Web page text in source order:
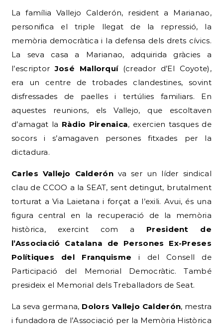
La família Vallejo Calderón, resident a Marianao,
personifica el triple llegat de la repressió, la
memòria democràtica i la defensa dels drets cívics.
La seva casa a Marianao, adquirida gràcies a
l’escriptorJosé Mallorquí(creador d’El Coyote),
era un centre de trobades clandestines, sovint
disfressades de paelles i tertúlies familiars. En
aquestes reunions, els Vallejo, que escoltaven
d’amagat la Ràdio Pirenaica, exercien tasques de
socors i s’amagaven persones fitxades per la
dictadura.
Carles Vallejo Calderónva ser un líder sindical
clau de CCOO a la SEAT, sent detingut, brutalment
torturat a Via Laietana i forçat a l’exili. Avui, és una
figura central en la recuperació de la memòria
històrica, exercint com a President de
l’Associació Catalana de Persones Ex-Preses
Polítiques del Franquisme i del Consell de
Participació del Memorial Democràtic. També
presideix el Memorial dels Treballadors de Seat.
La seva germana, Dolors Vallejo Calderón, mestra
i fundadora de l’Associació per la Memòria Històrica